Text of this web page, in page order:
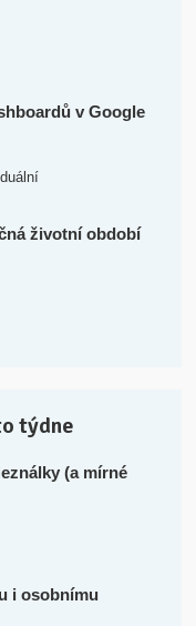
v Google
životní období
týdne
(a mírné
i osobnímu